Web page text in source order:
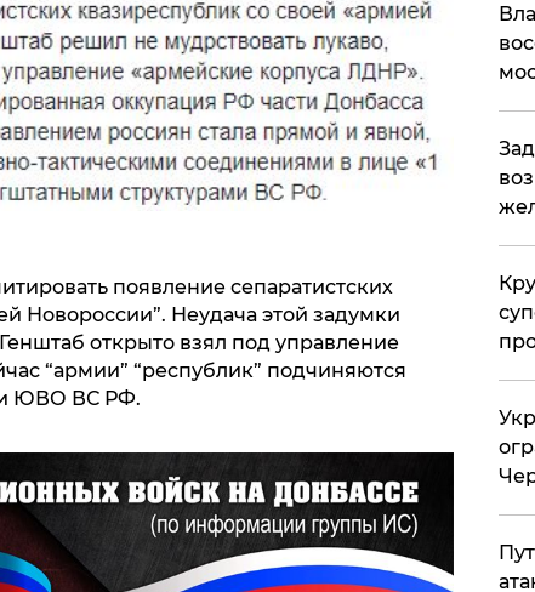
появление сепаратистских
Новороссии”. Неудача этой задумки
открыто взял под управление
“армии” “республик” подчиняются
ЮВО ВС РФ.